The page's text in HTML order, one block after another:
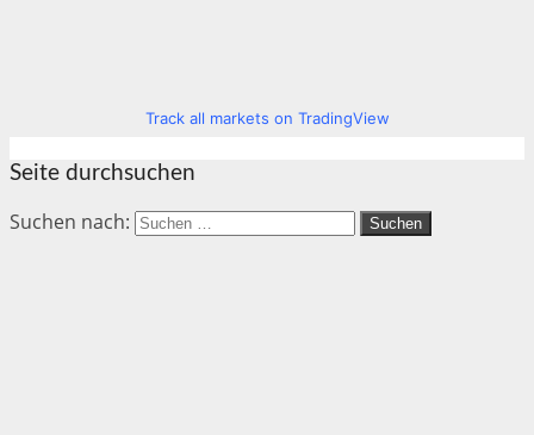
Track all markets on TradingView
Seite durchsuchen
Suchen nach: